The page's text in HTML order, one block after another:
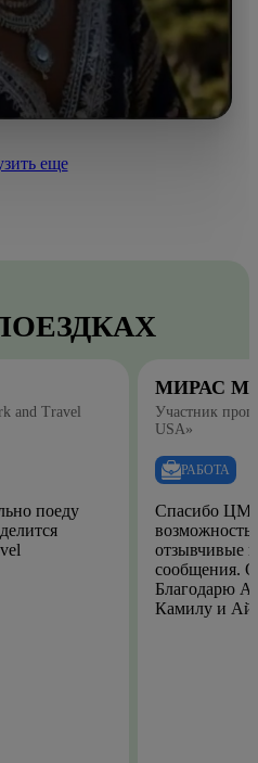
еще
and Travel
поеду
МИРАС
Участник
USA»
РАБОТА
Спасибо ЦМО
отзывчивые
сообщения.
Благодарю
Камилу и